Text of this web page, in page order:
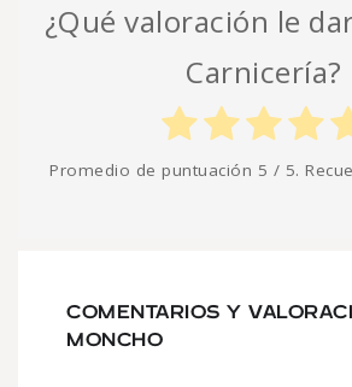
¿Qué valoración le
Carnicería?
Promedio de puntuación 5 / 5.
COMENTARIOS Y
MONCHO